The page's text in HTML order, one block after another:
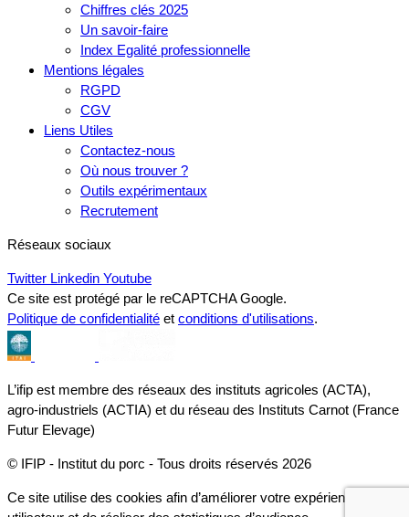
Chiffres clés 2025
Un savoir-faire
Index Egalité professionnelle
Mentions légales
RGPD
CGV
Liens Utiles
Contactez-nous
Où nous trouver ?
Outils expérimentaux
Recrutement
Réseaux sociaux
Twitter Linkedin Youtube
Ce site est protégé par le reCAPTCHA Google.
Politique de confidentialité et conditions d'utilisations.
L’ifip est membre des réseaux des instituts agricoles (ACTA),
agro-industriels (ACTIA) et du réseau des Instituts Carnot (France
Futur Elevage)
© IFIP - Institut du porc - Tous droits réservés 2026
Ce site utilise des cookies afin d’améliorer votre expérience